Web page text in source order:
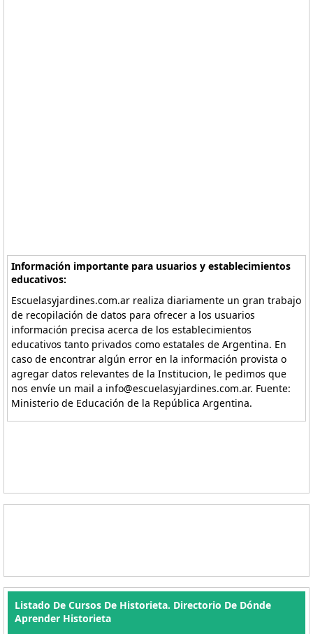
Información importante para usuarios y establecimientos
educativos:
Escuelasyjardines.com.ar realiza diariamente un gran trabajo
de recopilación de datos para ofrecer a los usuarios
información precisa acerca de los establecimientos
educativos tanto privados como estatales de Argentina. En
caso de encontrar algún error en la información provista o
agregar datos relevantes de la Institucion, le pedimos que
nos envíe un mail a info@escuelasyjardines.com.ar. Fuente:
Ministerio de Educación de la República Argentina.
Listado De Cursos De Historieta. Directorio De Dónde
Aprender Historieta